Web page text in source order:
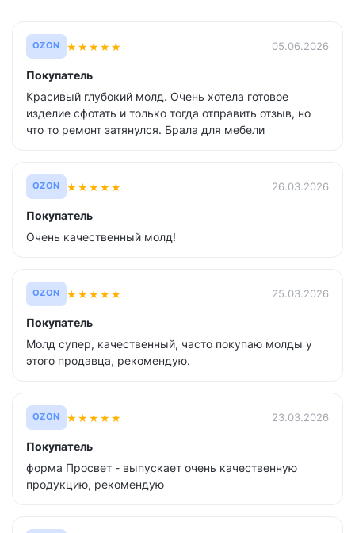
OZON ★★★★★ 05.06.2026
Покупатель
Красивый глубокий молд. Очень хотела готовое
изделие сфотать и только тогда отправить отзыв, но
что то ремонт затянулся. Брала для мебели
OZON ★★★★★ 26.03.2026
Покупатель
Очень качественный молд!
OZON ★★★★★ 25.03.2026
Покупатель
Молд супер, качественный, часто покупаю молды у
этого продавца, рекомендую.
OZON ★★★★★ 23.03.2026
Покупатель
форма Просвет - выпускает очень качественную
продукцию, рекомендую